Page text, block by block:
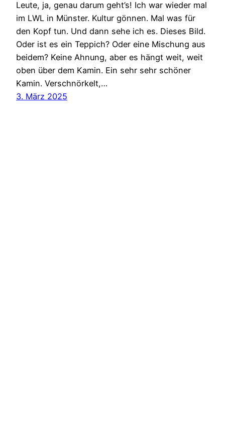
Leute, ja, genau darum geht’s! Ich war wieder mal
im LWL in Münster. Kultur gönnen. Mal was für
den Kopf tun. Und dann sehe ich es. Dieses Bild.
Oder ist es ein Teppich? Oder eine Mischung aus
beidem? Keine Ahnung, aber es hängt weit, weit
oben über dem Kamin. Ein sehr sehr schöner
Kamin. Verschnörkelt,…
3. März 2025